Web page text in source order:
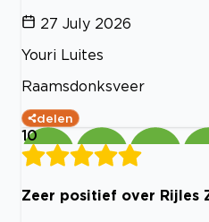
27 July 2026
Youri Luites
Raamsdonksveer
delen
10
Zeer positief over Rijles